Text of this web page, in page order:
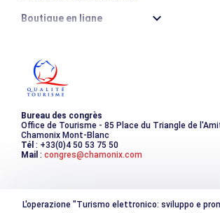
Boutique en ligne
Les incontournables
Photothèque
Bureau des congrès
Office de Tourisme - 85 Place du Triangle de
Chamonix Mont-Blanc
Tél : +33(0)4 50 53 75 50
Mail : congres@chamonix.com
L'operazione "Turismo elettronico: sviluppo e